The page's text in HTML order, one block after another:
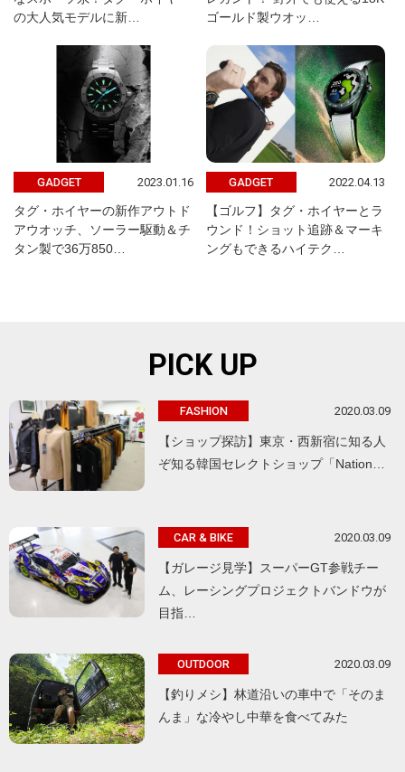
の大人気モデルに新…
ゴールド製ウオッ…
GADGET 2023.01.16
タグ・ホイヤーの新作アウトド
アウオッチ、ソーラー駆動＆チ
タン製で36万850…
GADGET 2022.04.13
【ゴルフ】タグ・ホイヤーとラ
ウンド！ショット追跡＆マーキ
ングもできるハイテク…
PICK UP
FASHION 2020.03.09
【ショップ探訪】東京・西新宿に知る人
ぞ知る韓国セレクトショップ「Nation…
CAR & BIKE 2020.03.09
【ガレージ見学】スーパーGT参戦チー
ム、レーシングプロジェクトバンドウが
目指…
OUTDOOR 2020.03.09
【釣りメシ】林道沿いの車中で「そのま
んま」な冷やし中華を食べてみた